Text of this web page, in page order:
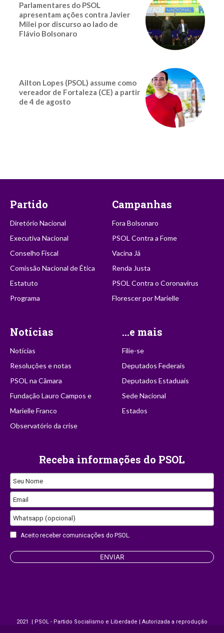
Parlamentares do PSOL
apresentam ações contra Javier
Milei por discurso ao lado de
Flávio Bolsonaro
Ailton Lopes (PSOL) assume como
vereador de Fortaleza (CE) a partir
de 4 de agosto
Partido
Diretório Nacional
Executiva Nacional
Conselho Fiscal
Comissão Nacional de Ética
Estatuto
Programa
Campanhas
Fora Bolsonaro
PSOL Contra a Fome
Vacina Já
Renda Justa
PSOL Contra o Coronavírus
Florescer por Marielle
Notícias
Notícias
Resoluções e notas
PSOL na Câmara
Fundação Lauro Campos e
Marielle Franco
Observatório da crise
...e mais
Filie-se
Deputados Federais
Deputados Estaduais
Sede Nacional
Estados
Receba informações do PSOL
Seu Nome
Email
Company
Name
Whatsapp (opcional)
Aceito receber comunicações do PSOL.
ENVIAR
2021 | PSOL - Partido Socialismo e Liberdade | Autorizada a reprodução